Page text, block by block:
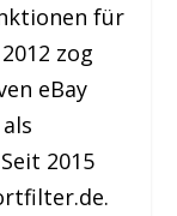
für
zog
eBay
2015